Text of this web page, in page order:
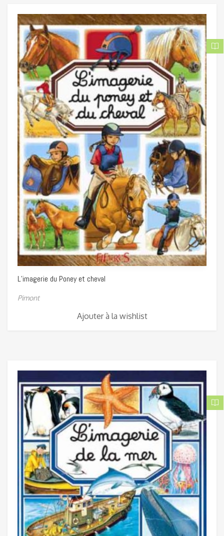
L’imagerie du Poney et cheval
Pimont
Ajouter à la wishlist